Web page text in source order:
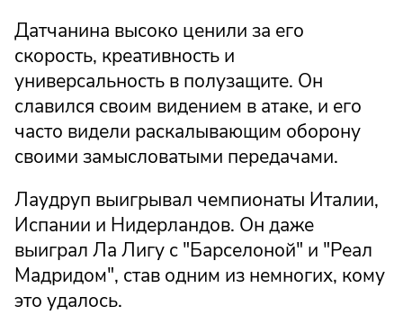
Датчанина высоко ценили за его
скорость, креативность и
универсальность в полузащите. Он
славился своим видением в атаке, и его
часто видели раскалывающим оборону
своими замысловатыми передачами.
Лаудруп выигрывал чемпионаты Италии,
Испании и Нидерландов. Он даже
выиграл Ла Лигу с "Барселоной" и "Реал
Мадридом", став одним из немногих, кому
это удалось.